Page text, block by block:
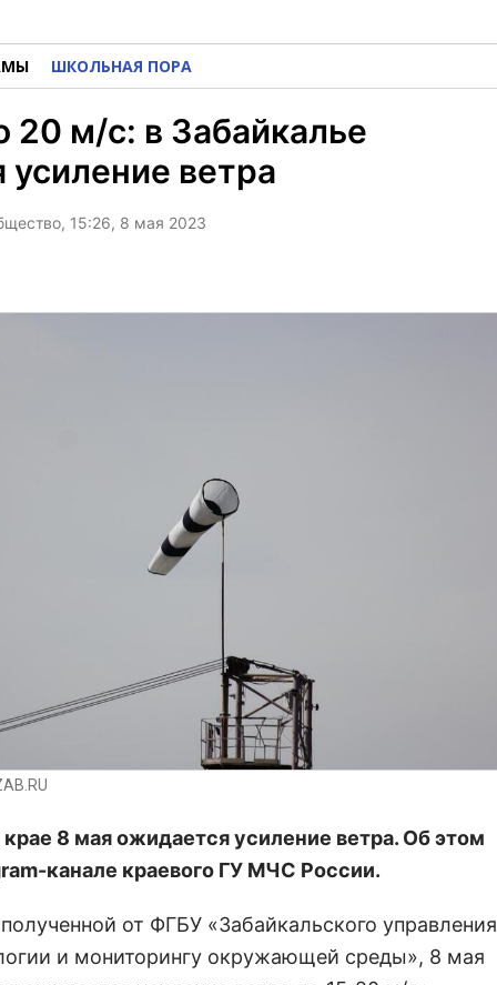
ШКОЛЬНАЯ ПОРА
м/с: в Забайкалье
ветра
15:26, 8 мая 2023
8 мая ожидается усиление ветра. Об этом
канале краевого ГУ МЧС России.
от ФГБУ «Забайкальского управления
и мониторингу окружающей среды», 8 мая